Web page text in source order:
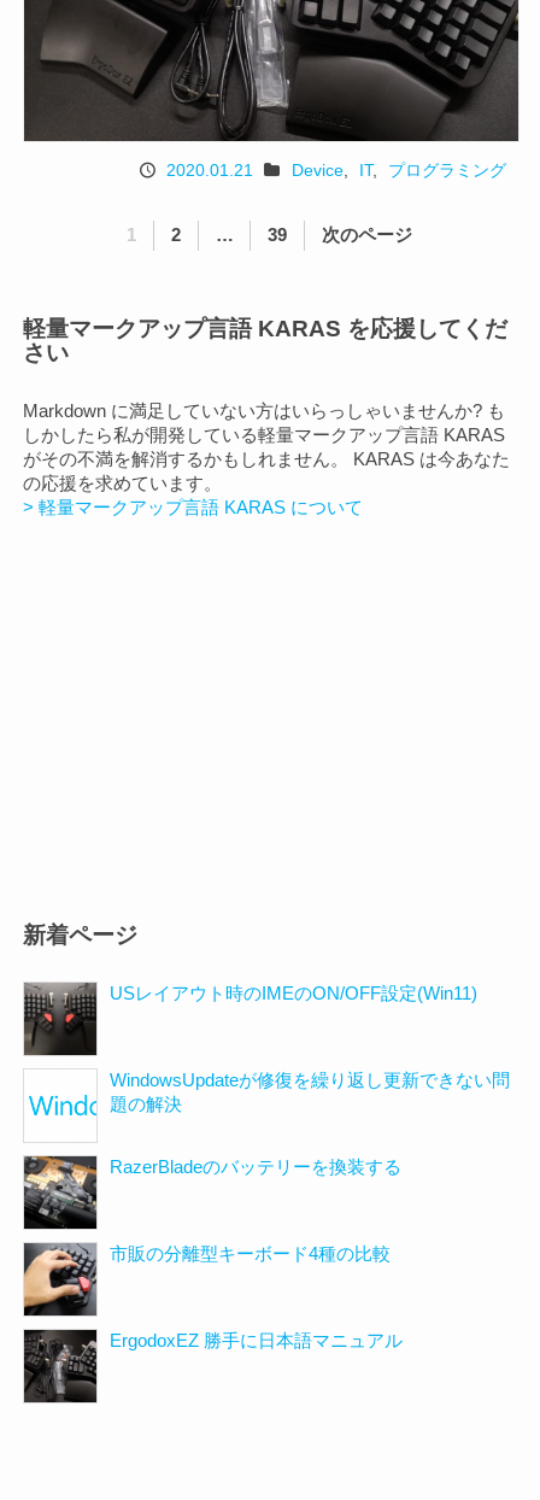
投
日
2020.01.21
カ
ゴ
Device, IT, プログラミング
ペ
ー
送
り
ペ
1
ペ
2 …
ペ
39 次のページ
軽量マークアップ言語 KARAS を応援してくだ
さい
Markdown に満足していない方はいらっしゃいませんか? も
しかしたら私が開発している軽量マークアップ言語 KARAS
がその不満を解消するかもしれません。 KARAS は今あなた
の応援を求めています。
> 軽量マークアップ言語 KARAS について
新着ページ
USレイアウト時のIMEのON/OFF設定(Win11)
WindowsUpdateが修復を繰り返し更新できない問
題の解決
RazerBladeのバッテリーを換装する
市販の分離型キーボード4種の比較
ErgodoxEZ 勝手に日本語マニュアル